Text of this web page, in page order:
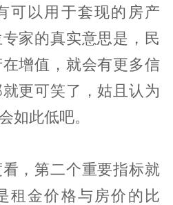
可以用于套现的房产
家的真实意思是，民
增值，就会有更多信
更可笑了，姑且认为
如此低吧。
，第二个重要指标就
租金价格与房价的比